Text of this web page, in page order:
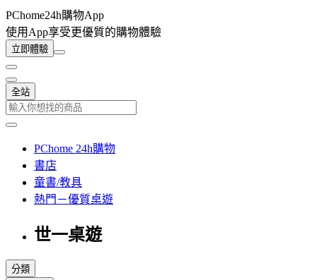
PChome24h購物App
使用App享受更優質的購物體驗
立即體驗
全站
PChome 24h購物
書店
童書/教具
熱門－優質桌遊
世一桌遊
分類